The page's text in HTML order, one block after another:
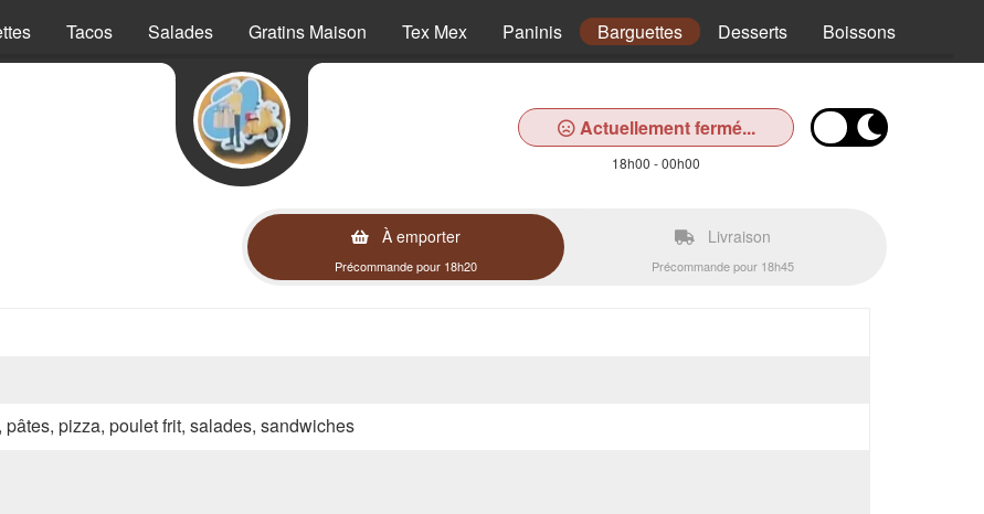
Tacos Salades Gratins Maison Tex Mex Paninis Barguettes Desserts Boissons
Actuellement fermé...
18h00 - 00h00
À emporter
Précommande pour 18h20
Livraison
Précommande pour 18h45
pizza, poulet frit, salades, sandwiches